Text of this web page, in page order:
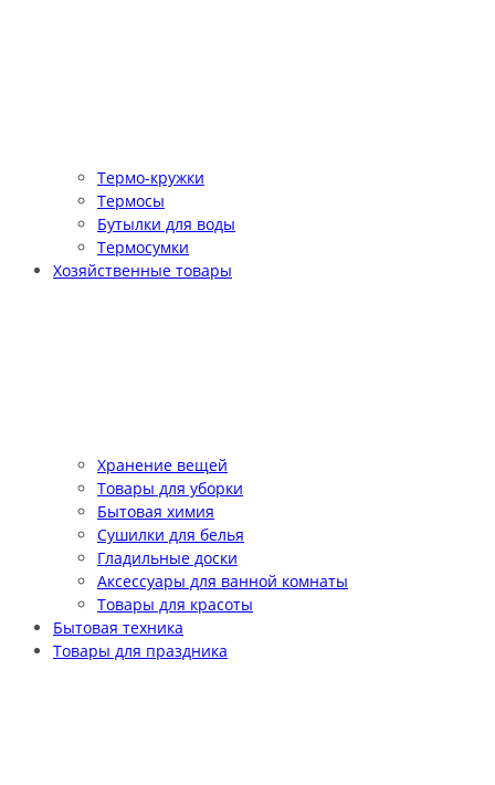
Термо-кружки
Термосы
Бутылки для воды
Термосумки
Хозяйственные товары
Хранение вещей
Товары для уборки
Бытовая химия
Сушилки для белья
Гладильные доски
Аксессуары для ванной комнаты
Товары для красоты
Бытовая техника
Товары для праздника